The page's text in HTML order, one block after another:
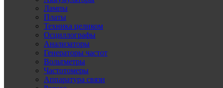
Лампы
Платы
Техника целиком
Осциллографы
Анализаторы
Генераторы частот
Вольтметры
Частотомеры
Аппаратура связи